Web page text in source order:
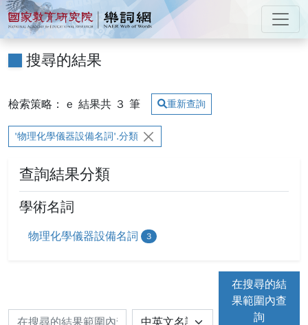
跳到主要內容
:::
國家教育研究院 樂詞網
搜尋的結果
檢索策略： e 結果共 3 筆 重新查詢
'物理化學儀器設備名詞'.分類
查詢結果分類
學術名詞
物理化學儀器設備名詞 3
在搜尋的結
果範圍內查
詢